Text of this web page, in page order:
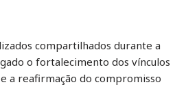
compartilhados durante a
o fortalecimento dos vínculos
a reafirmação do compromisso